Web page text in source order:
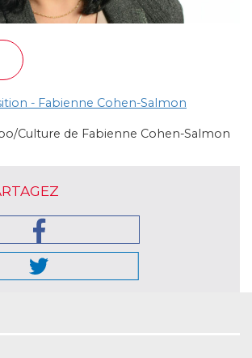
- Fabienne Cohen-Salmon
Culture de Fabienne Cohen-Salmon